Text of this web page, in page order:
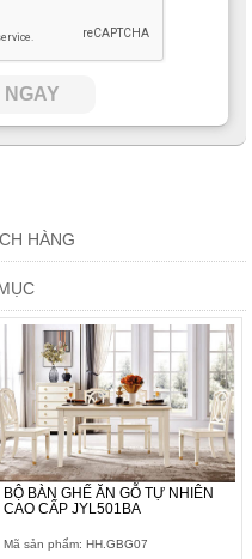
HÀNG
BỘ BÀN GHẾ ĂN GỖ TỰ NHIÊN
CAO CẤP JYL501BA
Mã sản phẩm: HH.GBG07